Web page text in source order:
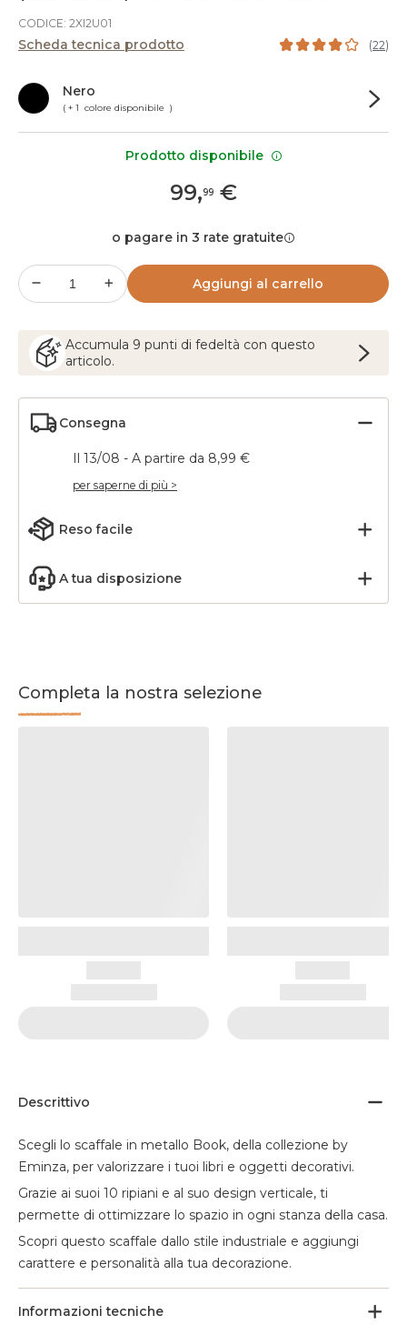
CODICE: 2XI2U01
Scheda tecnica prodotto (22)
Nero
( + 1 colore disponibile )
99,99 €
o pagare in 3 rate gratuite
Aggiungi al carrello
Accumula 9 punti di fedeltà con questo
articolo.
Consegna
Il 13/08 - A partire da 8,99 €
per saperne di più >
Reso facile
A tua disposizione
Completa la nostra selezione
Descrittivo
Scegli lo scaffale in metallo Book, della collezione by
Eminza, per valorizzare i tuoi libri e oggetti decorativi.
Grazie ai suoi 10 ripiani e al suo design verticale, ti
permette di ottimizzare lo spazio in ogni stanza della casa.
Scopri questo scaffale dallo stile industriale e aggiungi
carattere e personalità alla tua decorazione.
Informazioni tecniche